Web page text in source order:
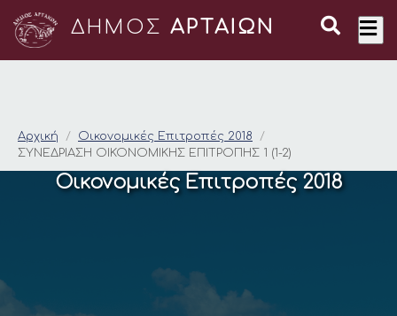
ΔΗΜΟΣ ΑΡΤΑΙΩΝ
ΣΥΝΕΔΡΙΑΣΗ
Αρχική
Οικονομικές Επιτροπές 2018
ΣΥΝΕΔΡΙΑΣΗ ΟΙΚΟΝΟΜΙΚΗΣ ΕΠΙΤΡΟΠΗΣ 1 (1-2)
Οικονομικές Επιτροπές 2018